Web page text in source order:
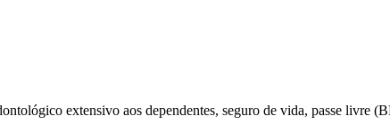
extensivo aos dependentes, seguro de vida, passe